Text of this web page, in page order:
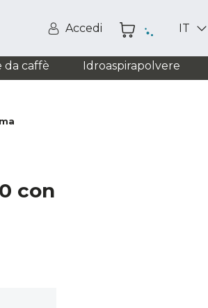
Accedi IT
da caffè Idroaspirapolvere
con